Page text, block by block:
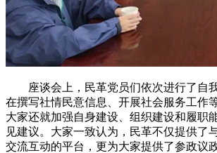
座谈会上，民革党员们依次进行了自
在撰写社情民意信息、开展社会服务工作
大家还就加强自身建设、组织建设和履职
见建议。大家一致认为，民革不仅提供了
交流互动的平台，更为大家提供了参政议